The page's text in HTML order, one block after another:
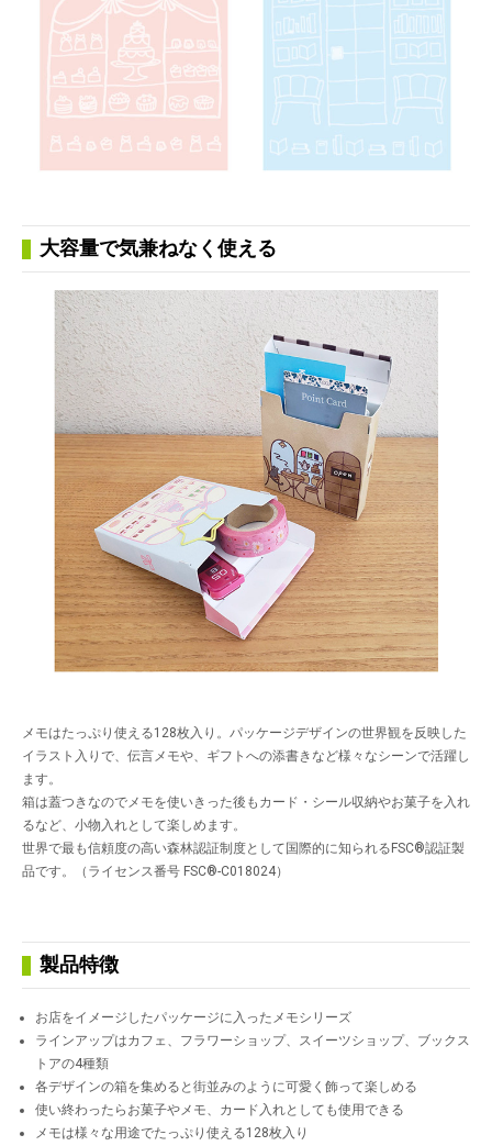
大容量で気兼ねなく使える
メモはたっぷり使える128枚入り。パッケージデザインの世界観を反映した
イラスト入りで、伝言メモや、ギフトへの添書きなど様々なシーンで活躍し
ます。
箱は蓋つきなのでメモを使いきった後もカード・シール収納やお菓子を入れ
るなど、小物入れとして楽しめます。
世界で最も信頼度の高い森林認証制度として国際的に知られるFSC®認証製
品です。（ライセンス番号 FSC®-C018024）
製品特徴
お店をイメージしたパッケージに入ったメモシリーズ
ラインアップはカフェ、フラワーショップ、スイーツショップ、ブックス
トアの4種類
各デザインの箱を集めると街並みのように可愛く飾って楽しめる
使い終わったらお菓子やメモ、カード入れとしても使用できる
メモは様々な用途でたっぷり使える128枚入り